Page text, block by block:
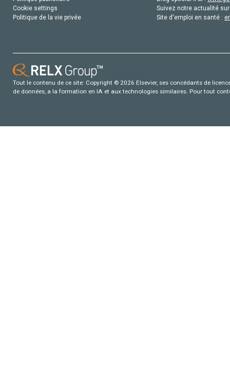
Cookie settings
Politique de la vie privée
Suivez notre actualité
Site d'emploi en santé :
Tout le contenu de ce site: Copyright © 2026 Elsevier, ses concédants de
de données, a la formation en IA et aux technologies similaires. Pour tout